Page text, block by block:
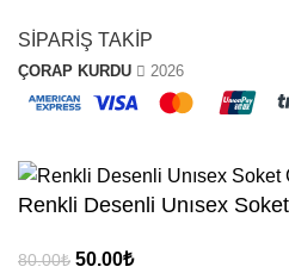
SİPARİŞ TAKİP
ÇORAP KURDU 2026
Renkli Desenli Unısex
80.00₺ 50.00₺